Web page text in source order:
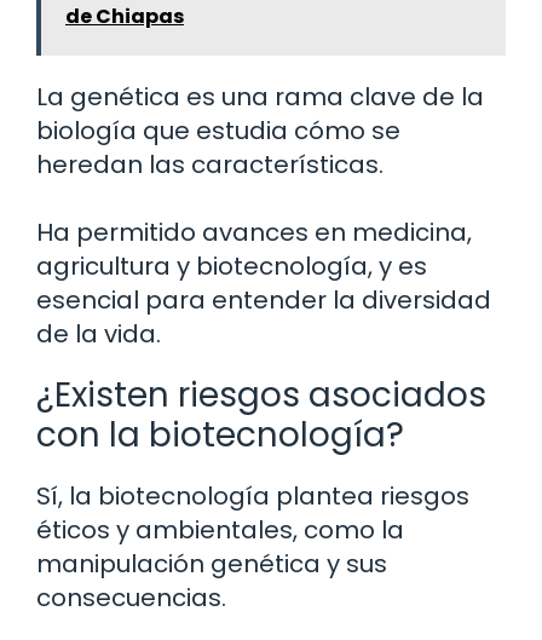
de Chiapas
La genética es una rama clave de la
biología que estudia cómo se
heredan las características.
Ha permitido avances en medicina,
agricultura y biotecnología, y es
esencial para entender la diversidad
de la vida.
¿Existen riesgos asociados
con la biotecnología?
Sí, la biotecnología plantea riesgos
éticos y ambientales, como la
manipulación genética y sus
consecuencias.